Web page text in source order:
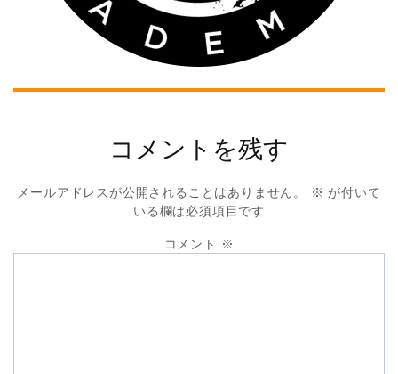
コメントを残す
メールアドレスが公開されることはありません。 ※ が付いて
いる欄は必須項目です
コメント ※